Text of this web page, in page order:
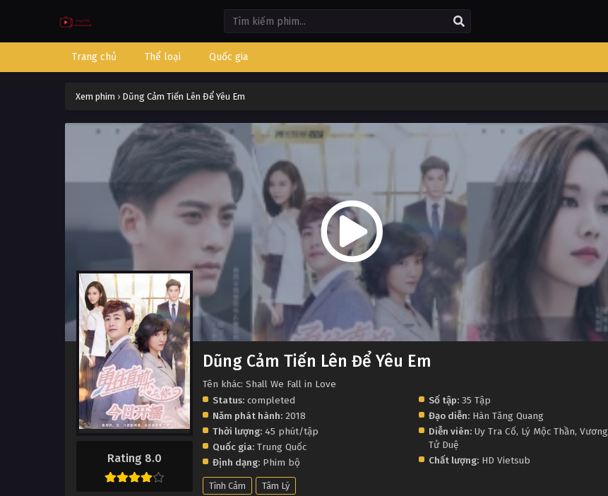
Trang chủ Thể loại Quốc gia
Xem phim › Dũng Cảm Tiến Lên Để Yêu Em
Rating 8.0
Dũng Cảm Tiến Lên Để Yêu Em
Tên khác: Shall We Fall in Love
Status: completed
Năm phát hành: 2018
Thời lượng: 45 phút/tập
Quốc gia: Trung Quốc
Định dạng: Phim bộ
Số tập:35 Tập
Đạo diễn: Hàn Tăng Quang
Diễn viên: Uy Tra Cố, Lý Mộc Thần, Vương
Tử Duệ
Chất lượng: HD Vietsub
Tình Cảm Tâm Lý